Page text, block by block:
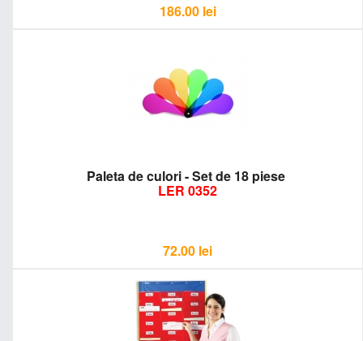
186.00 lei
Paleta de culori - Set de 18 piese
LER 0352
72.00 lei